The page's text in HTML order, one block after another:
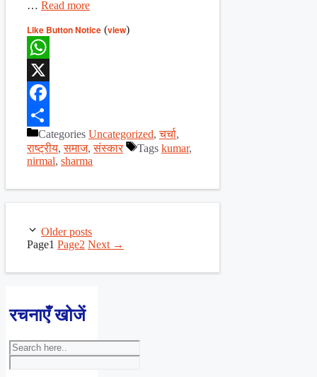
… Read more
Like Button Notice (view)
WhatsApp
X
Facebook
ShareCategories Uncategorized,चर्चा,
राष्ट्रीय,समाज,संस्कार Tags kumar,
nirmal, sharma
Older posts
Page1 Page2 Next →
रचनाएँ खोजें